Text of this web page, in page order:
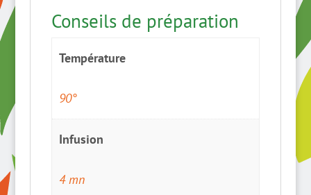
Conseils de préparation
Température
90°
Infusion
4 mn